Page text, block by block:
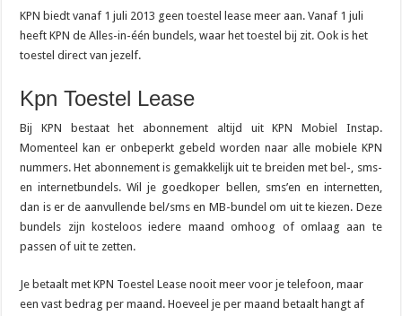
KPN biedt vanaf 1 juli 2013 geen toestel lease meer aan. Vanaf 1 juli
heeft KPN de Alles-in-één bundels, waar het toestel bij zit. Ook is het
toestel direct van jezelf.
Kpn Toestel Lease
Bij KPN bestaat het abonnement altijd uit KPN Mobiel Instap.
Momenteel kan er onbeperkt gebeld worden naar alle mobiele KPN
nummers. Het abonnement is gemakkelijk uit te breiden met bel-, sms-
en internetbundels. Wil je goedkoper bellen, sms’en en internetten,
dan is er de aanvullende bel/sms en MB-bundel om uit te kiezen. Deze
bundels zijn kosteloos iedere maand omhoog of omlaag aan te
passen of uit te zetten.
Je betaalt met KPN Toestel Lease nooit meer voor je telefoon, maar
een vast bedrag per maand. Hoeveel je per maand betaalt hangt af